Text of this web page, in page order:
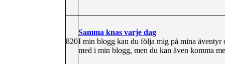
820
Samma knas varje dag
I min blogg kan du följa mig på mina äventyr
med i min blogg, men du kan även komma